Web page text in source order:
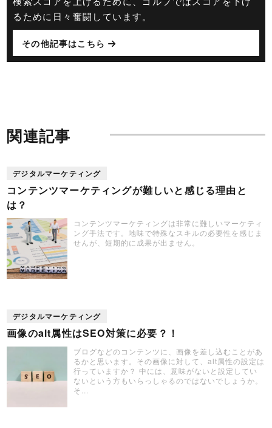
るために日々奮闘しています。
その他記事はこちら
関連記事
デジタルマーケティング
コンテンツマーケティングが難しいと感じる理由と
は？
コンテンツマーケティングは非常に難しいマーケティ
ング手法です。地味で特殊なスキルの必要性を感じま
せんが、短期的に成果が出ません。
デジタルマーケティング
画像のalt属性はSEO対策に必要？！
ブログなどのコンテンツに、画像を差し込むことがあ
るかと思います。その画像に対して、alt属性の設定は
行っていますか？ 中には、意味がないと設定してい
ないという方もいらっしゃるのではないでしょうか。
そ...